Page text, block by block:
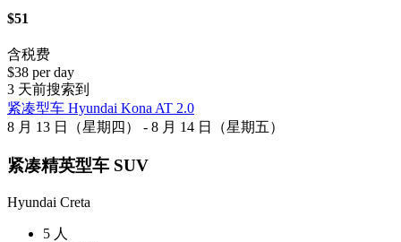
$51
含税费
$38 per day
3 天前搜索到
紧凑型车 Hyundai Kona AT 2.0
8 月 13 日（星期四） - 8 月 14 日（星期五）
紧凑精英型车 SUV
Hyundai Creta
5 人